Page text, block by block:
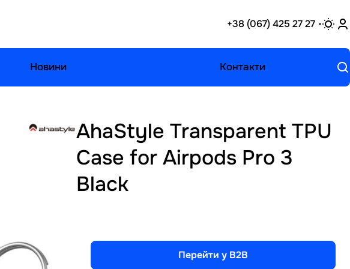
+38 (067) 425 27 27
Новини Контакти
AhaStyle Transparent TPU
Case for Airpods Pro 3
Black
Перейти у B2B